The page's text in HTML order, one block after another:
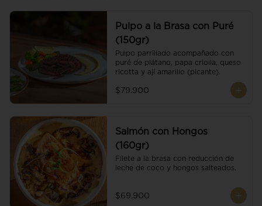
Pulpo a la Brasa con Puré
(150gr)
Pulpo parrillado acompañado con
puré de plátano, papa criolla, queso
ricotta y ají amarillo (picante).
$79.900
Salmón con Hongos
(160gr)
Filete a la brasa con reducción de
leche de coco y hongos salteados.
$69.900